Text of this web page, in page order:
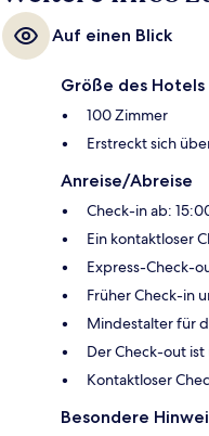
Auf einen Blick
Größe des Hotels
100 Zimmer
Erstreckt sich
Anreise/Abreise
Check-in ab:
Ein kontaktloser
Express-Check-
Früher Check-in
Mindestalter für
Der Check-out ist
Kontaktloser
Besondere